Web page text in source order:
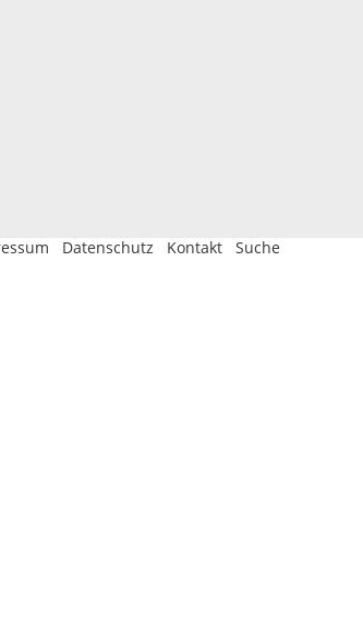
Datenschutz Kontakt Suche